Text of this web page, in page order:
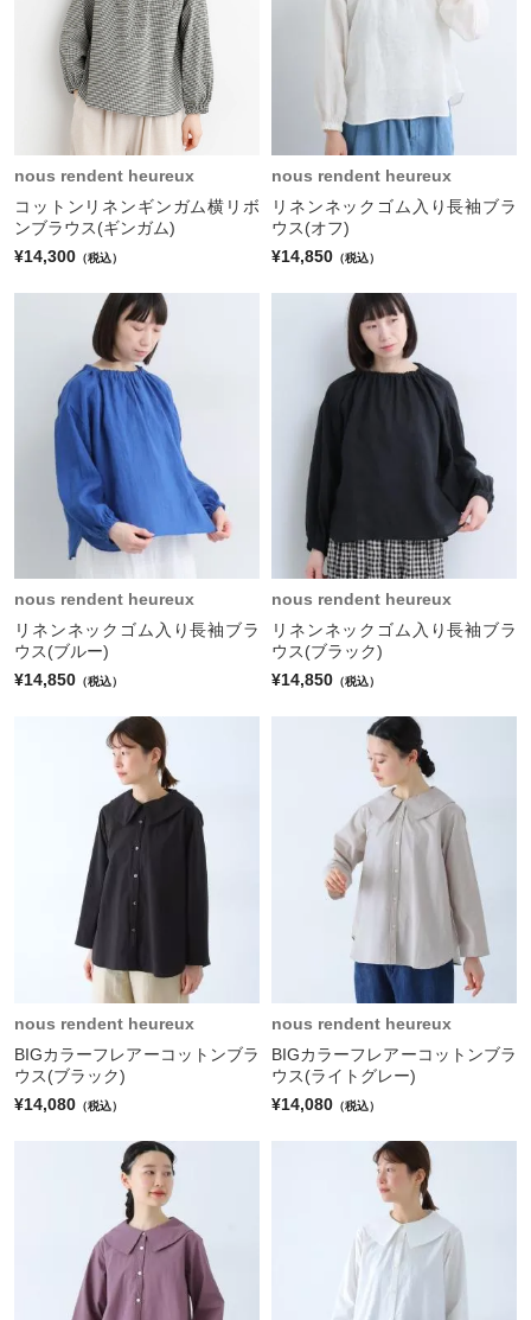
nous rendent heureux
コットンリネンギンガム横リボ
ンブラウス(ギンガム)
¥14,300 （税込）
nous rendent heureux
リネンネックゴム入り長袖ブラ
ウス(オフ)
¥14,850 （税込）
nous rendent heureux
リネンネックゴム入り長袖ブラ
ウス(ブルー)
¥14,850 （税込）
nous rendent heureux
リネンネックゴム入り長袖ブラ
ウス(ブラック)
¥14,850 （税込）
nous rendent heureux
BIGカラーフレアーコットンブラ
ウス(ブラック)
¥14,080 （税込）
nous rendent heureux
BIGカラーフレアーコットンブラ
ウス(ライトグレー)
¥14,080 （税込）